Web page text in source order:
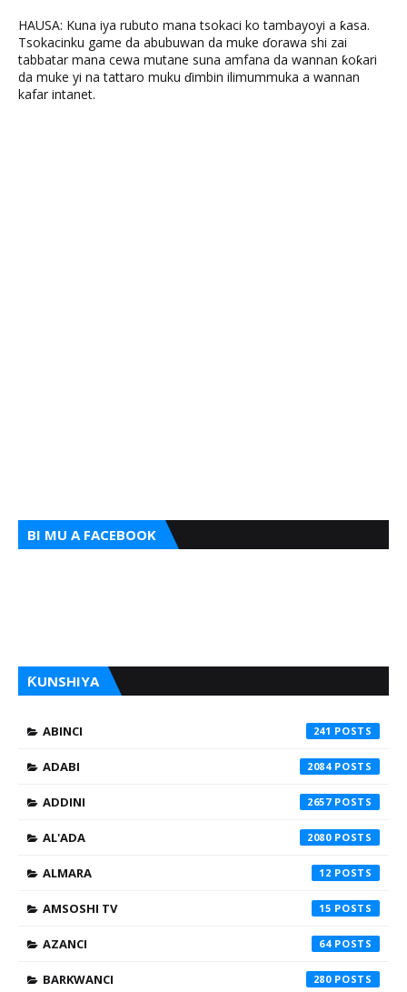
HAUSA: Kuna iya rubuto mana tsokaci ko tambayoyi a ƙasa.
Tsokacinku game da abubuwan da muke ɗorawa shi zai
tabbatar mana cewa mutane suna amfana da wannan ƙoƙari
da muke yi na tattaro muku ɗimbin ilimummuka a wannan
kafar intanet.
BI MU A FACEBOOK
ƘUNSHIYA
ABINCI 241
ADABI 2084
ADDINI 2657
AL'ADA 2080
ALMARA 12
AMSOSHI TV 15
AZANCI 64
BARKWANCI 280